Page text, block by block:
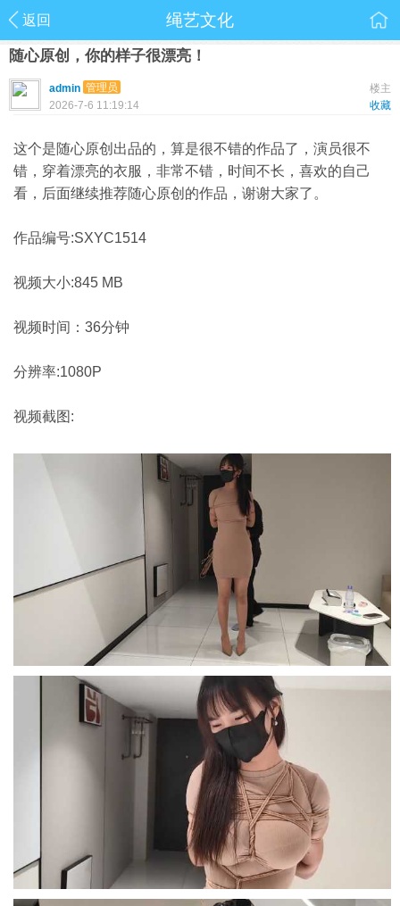
返回 绳艺文化
随心原创，你的样子很漂亮！
楼主
admin 管理员
收藏
2026-7-6 11:19:14
这个是随心原创出品的，算是很不错的作品了，演员很不
错，穿着漂亮的衣服，非常不错，时间不长，喜欢的自己
看，后面继续推荐随心原创的作品，谢谢大家了。
作品编号:SXYC1514
视频大小:845 MB
视频时间：36分钟
分辨率:1080P
视频截图: